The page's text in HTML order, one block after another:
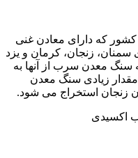
که دارای معادن غنی
زنجان، کرمان و یزد
سنگ معدن سرب از آنها به
زیادی سنگ معدن
زنجان استخراج می شود.